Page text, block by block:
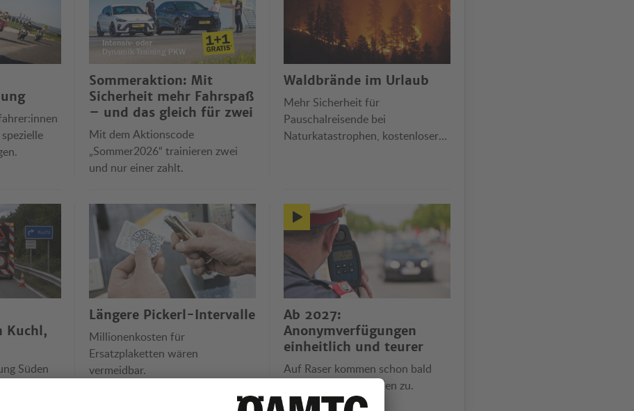
Sommeraktion: Mit
Sicherheit mehr Fahrspaß
– und das gleich für zwei
Mit dem Aktionscode
„Sommer2026“ trainieren zwei
und nur einer zahlt.
Waldbrände im Urlaub
Mehr Sicherheit für
Pauschalreisende bei
Naturkatastrophen, kostenloser
Kuchl,
Süden
betroffen,
Längere Pickerl-Intervalle
Millionenkosten für
Ersatzplaketten wären
vermeidbar.
Ab 2027:
Anonymverfügungen
einheitlich und teurer
Auf Raser kommen schon bald
spürbar höhere Strafen zu.